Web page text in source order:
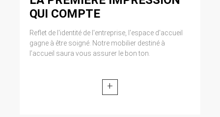
QUI COMPTE
Reflet de l'identité de l'entreprise, l'espace d'accueil
gagne à être soigné. Notre mobilier destiné à
l’accueil saura vous assurer le bon ton.
+